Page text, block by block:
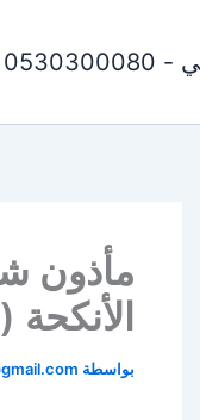
مأذون
الأنكحة (0530300080)
بواسطة